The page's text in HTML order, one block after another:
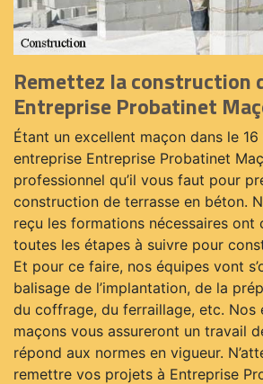
Remettez la construction
Entreprise Probatinet
Étant un excellent maçon dans le
entreprise Entreprise Probatinet
professionnel qu’il vous faut pour
construction de terrasse en béton.
reçu les formations nécessaires ont
toutes les étapes à suivre pour
Et pour ce faire, nos équipes vont
balisage de l’implantation, de la
du coffrage, du ferraillage, etc. Nos
maçons vous assureront un travail
répond aux normes en vigueur.
remettre vos projets à Entreprise